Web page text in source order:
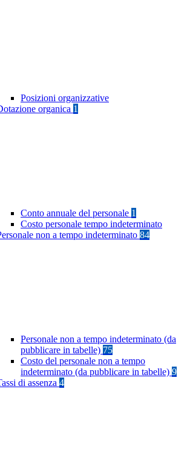
Posizioni organizzative
organica 1
Conto annuale del personale 1
Costo personale tempo indeterminato
non a tempo indeterminato 84
Personale non a tempo indeterminato (da
pubblicare in tabelle) 75
Costo del personale non a tempo
indeterminato (da pubblicare in tabelle) 9
di assenza 4